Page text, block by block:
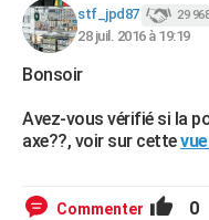
stf_jpd87 29 968
28 juil. 2016 à 19:19
Bonsoir
Avez-vous vérifié si la
axe??, voir sur cette
Commenter 0